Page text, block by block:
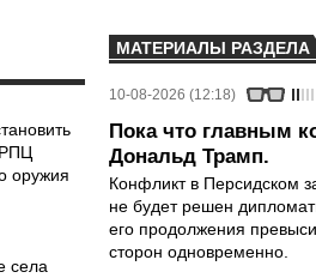
оружия
села
МАТЕРИАЛЫ РАЗДЕЛА
10-08-2026 (12:18)
Пока что главным
Дональд Трамп.
Конфликт в Персидском
не будет решен
его продолжения
сторон одновременно.